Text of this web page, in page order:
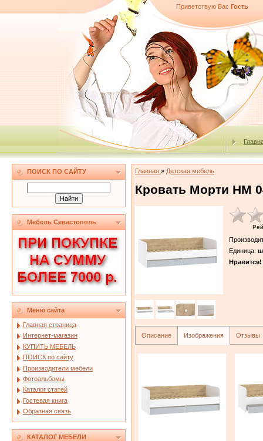
Приветствую Вас Гость
ПОИСК ПО САЙТУ
Мебель Севастополь
Меню сайта
Главная страница
Интернет-магазин
КУПИТЬ МЕБЕЛЬ
ПОИСК по сайту
Производители мебели
Фотоальбомы
Каталог статей
Гостевая книга
Обратная связь
КАТАЛОГ МЕБЕЛИ
Главная » Детская мебель
Кровать Морти НМ
Единица:
Нравится!
Описание Изображения Отзывы